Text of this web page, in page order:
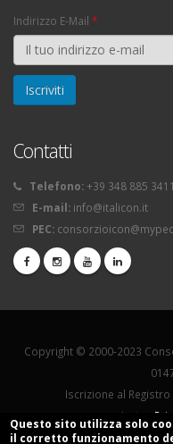
Indirizzo E-Mail *
Contatti
Telefono: +39 348 885 3411
E-mail: info@italicon.it
PEC:
Copyright © 2000-2023
Iscrizione al
La tua
Questo sito utilizza solo
il corretto funzionamento